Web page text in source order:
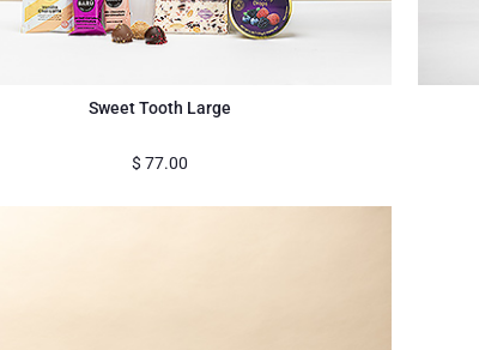
Sweet Tooth Large
$ 77.00